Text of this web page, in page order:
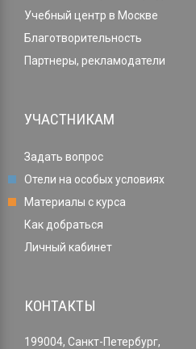
Учебный центр в Москве
Благотворительность
Партнеры, рекламодатели
УЧАСТНИКАМ
Задать вопрос
Отели на особых условиях
Материалы с курса
Как добраться
Личный кабинет
КОНТАКТЫ
199004, Санкт-Петербург,